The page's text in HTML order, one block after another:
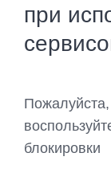
при
блокировки